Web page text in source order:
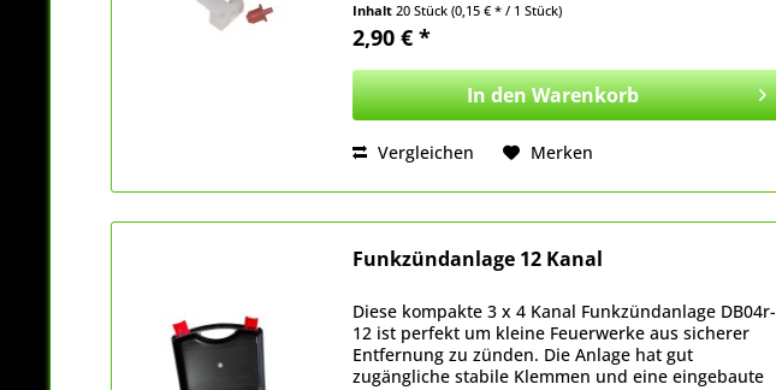
der...
Inhalt20 Stück(0,15 € * / 1 Stück)
2,90 € *
In denWarenkorb
Vergleichen Merken
Funkzündanlage 12 Kanal
Diese kompakte 3 x 4 Kanal Funkzündanlage DB04r-
12 ist perfekt um kleine Feuerwerke aus sicherer
Entfernung zu zünden. Die Anlage hat gut
zugängliche stabile Klemmen und eine eingebaute